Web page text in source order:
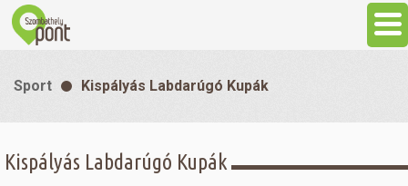
Látnivalók
Sport Kispályás Labdarúgó Kupák
Kispályás Labdarúgó Kupák